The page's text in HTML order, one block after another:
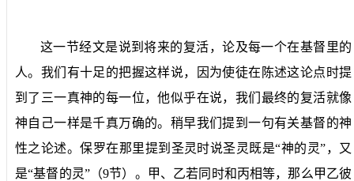
这一节经文是说到将来的复活，论及每一个在基督里的
人。我们有十足的把握这样说，因为使徒在陈述这论点时提
到了三一真神的每一位，他似乎在说，我们最终的复活就像
神自己一样是千真万确的。稍早我们提到一句有关基督的神
性之论述。保罗在那里提到圣灵时说圣灵既是“神的灵”，又
是“基督的灵”（9节）。甲、乙若同时和丙相等，那么甲乙彼